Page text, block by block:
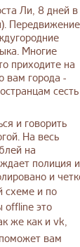
Ли, 8 дней в
Передвижение
Многие
приходите на
вам города -
и говорить
На весь
на
полиция и
и
схеме и по
offline это
же как и vk,
поможет вам